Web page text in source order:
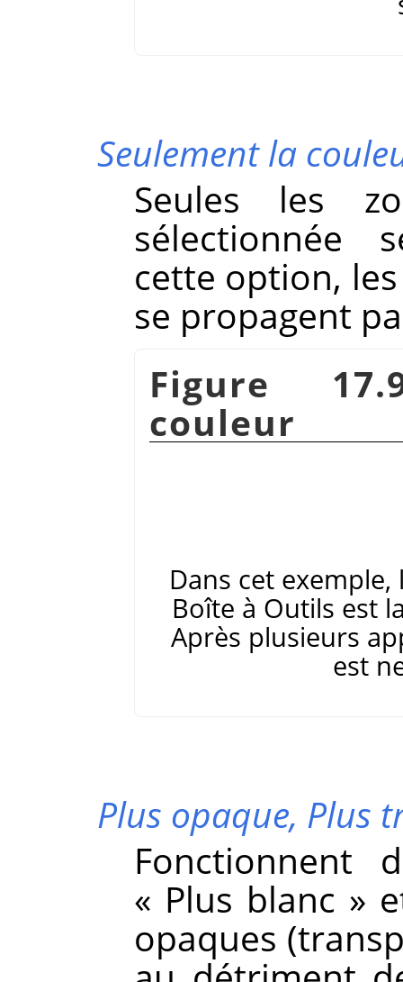
Seulement la
Seules les
sélectionnée
cette option,
se propagent
Figure
couleur
Dans cet
Boîte à Outils est
Après plusieurs
est
Plus opaque, Plus
Fonctionnent
« Plus blanc »
opaques